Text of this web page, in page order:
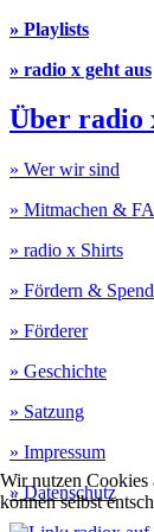
» Playlists
» radio x geht aus
Über radio
» Wer wir sind
» Mitmachen &
» radio x Shirts
» Fördern &
» Förderer
» Geschichte
» Satzung
» Impressum
» Datenschutz
Wir nutzen Cookies
können selbst